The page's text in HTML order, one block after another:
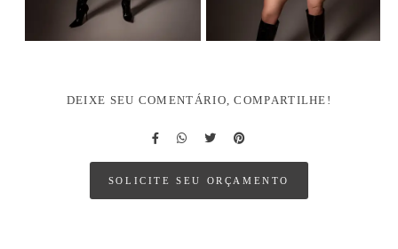
DEIXE SEU COMENTÁRIO, COMPARTILHE!
SOLICITE SEU ORÇAMENTO